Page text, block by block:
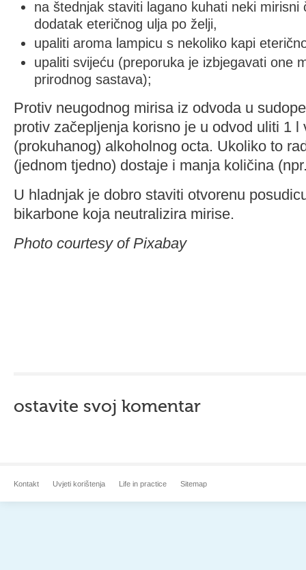
na štednjak staviti lagano kuhati neki mirisni
dodatak eteričnog ulja po želji,
upaliti aroma lampicu s nekoliko kapi
upaliti svijeću (preporuka je izbjegavati one
prirodnog sastava);
Protiv neugodnog mirisa iz odvoda u
protiv začepljenja korisno je u odvod uliti 1 l
(prokuhanog) alkoholnog octa. Ukoliko to
(jednom tjedno) dostaje i manja količina
U hladnjak je dobro staviti otvorenu
bikarbone koja neutralizira mirise.
Photo courtesy of Pixabay
ostavite svoj komentar
Kontakt Uvjeti korištenja Life in practice Sitemap